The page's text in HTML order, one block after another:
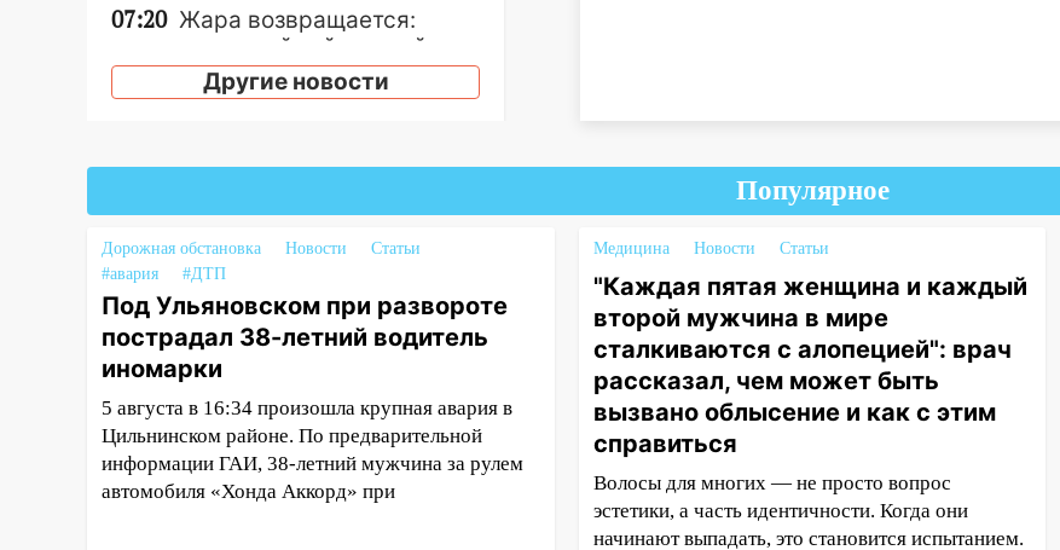
07:20 Жара возвращается:
ожидается знойный и сухой
четверг
летний водитель иномарки
05:00 «Каждая пятая женщина
и каждый второй мужчина в
мире сталкиваются с
алопецией»: врач рассказал,
чем может быть вызвано
облысение и как с этим
справиться
03:30 Гороскоп на 7 августа:
пятница принесет прилив
творческой энергии и отличные
шансы исправить старые
Другие новости
Популярное
Дорожная обстановка Новости
Статьи
#авария
#ДТП
Под Ульяновском при развороте
пострадал 38-летний водитель
иномарки
5 августа в 16:34 произошла крупная авария в
Цильнинском районе. По предварительной
информации ГАИ, 38-летний мужчина за рулем
автомобиля «Хонда Аккорд» при
Медицина Новости Статьи
"Каждая пятая женщина и каждый
второй мужчина в мире
сталкиваются с алопецией": врач
рассказал, чем может быть
вызвано облысение и как с этим
справиться
Волосы для многих — не просто вопрос
эстетики, а часть идентичности. Когда они
начинают выпадать, это становится испытанием.